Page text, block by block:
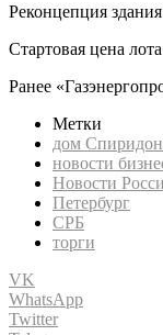
Реконцепция
Стартовая цена
Ранее
Метки
дом
новости
Новости
Петербург
СРБ
торги
VK
WhatsApp
Twitter